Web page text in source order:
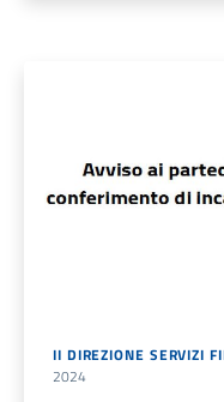
II DIREZIONE SERVIZI
2024